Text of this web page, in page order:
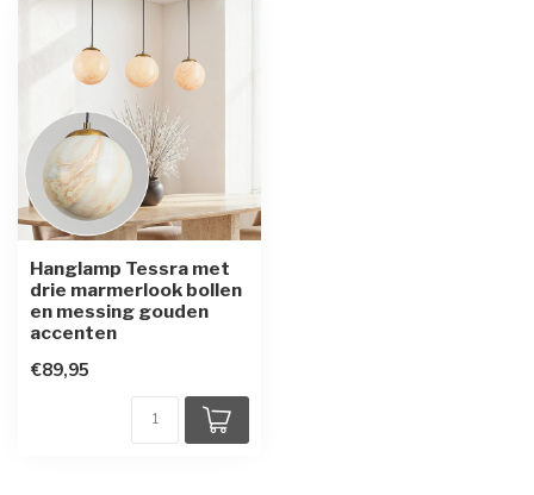
Hanglamp Tessra met
drie marmerlook bollen
en messing gouden
accenten
€89,95